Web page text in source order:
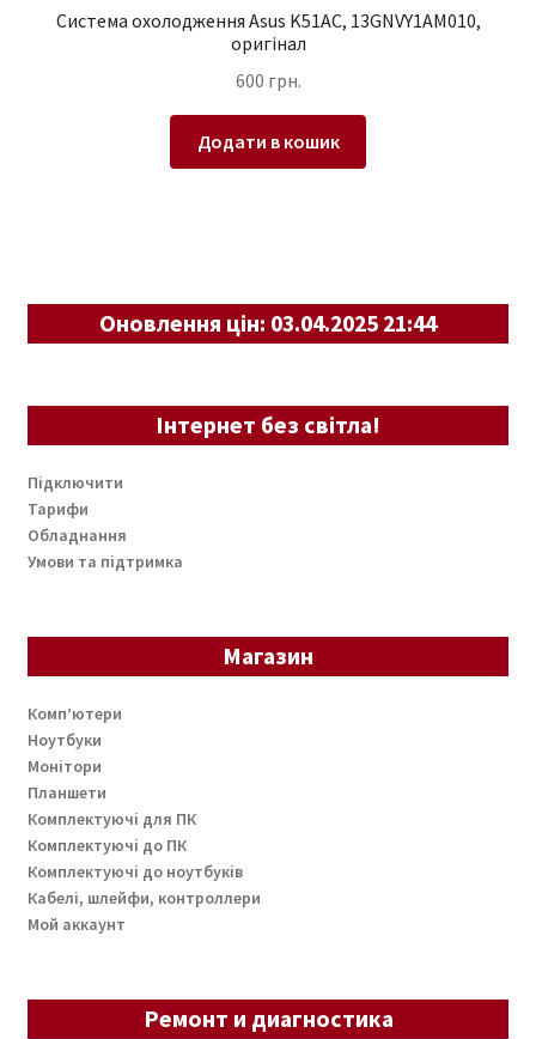
Система охолодження Asus K51AC, 13GNVY1AM010,
оригінал
600 грн.
Додати в кошик
Оновлення цін: 03.04.2025 21:44
Інтернет без світла!
Підключити
Тарифи
Обладнання
Умови та підтримка
Магазин
Комп’ютери
Ноутбуки
Монітори
Планшети
Комплектуючі для ПК
Комплектуючі до ПК
Комплектуючі до ноутбуків
Кабелі, шлейфи, контроллери
Мой аккаунт
Ремонт и диагностика